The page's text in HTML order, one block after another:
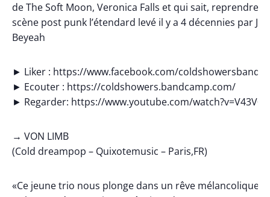
de The Soft Moon, Veronica Falls et qui sait, reprendre
scène post punk l’étendard levé il y a 4 décennies par
Beyeah
► Liker : https://www.facebook.com/coldshowersband/
► Ecouter : https://coldshowers.bandcamp.com/
► Regarder: https://www.youtube.com/
→ VON LIMB
(Cold dreampop – Quixotemusic – Paris,FR)
«Ce jeune trio nous plonge dans un rêve mélancolique